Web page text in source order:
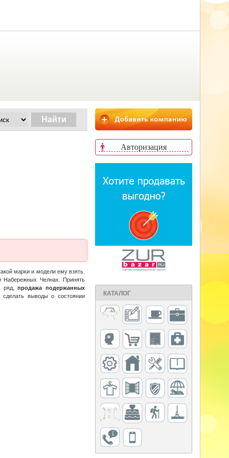
Авторизация
КАТАЛОГ
марки и модели ему взять.
Набережных Челнах. Принять
ряд,продажа подержанных
выводы о состоянии